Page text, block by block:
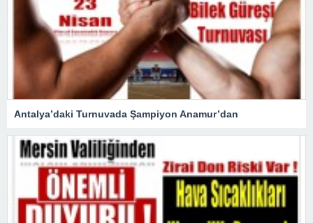
Antalya’daki Turnuvada Şampiyon Anamur’dan